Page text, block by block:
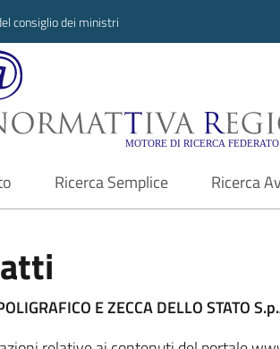
consiglio dei ministri
Ricerca Semplice Ricerca
E ZECCA DELLO STATO